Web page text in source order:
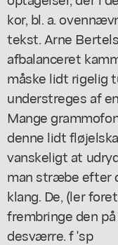
kor, bl. a.
tekst. Arne
afbalanceret
måske lidt rigelig
understreges af
Mange
denne lidt
vanskeligt at
man stræbe efter
klang. De, (ler
frembringe den
desværre. f 'sp